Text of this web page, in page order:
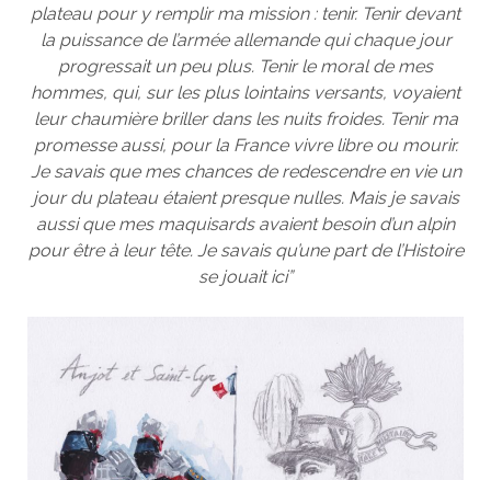
plateau pour y remplir ma mission : tenir. Tenir devant
la puissance de l’armée allemande qui chaque jour
progressait un peu plus. Tenir le moral de mes
hommes, qui, sur les plus lointains versants, voyaient
leur chaumière briller dans les nuits froides. Tenir ma
promesse aussi, pour la France vivre libre ou mourir.
Je savais que mes chances de redescendre en vie un
jour du plateau étaient presque nulles. Mais je savais
aussi que mes maquisards avaient besoin d’un alpin
pour être à leur tête. Je savais qu’une part de l’Histoire
se jouait ici”